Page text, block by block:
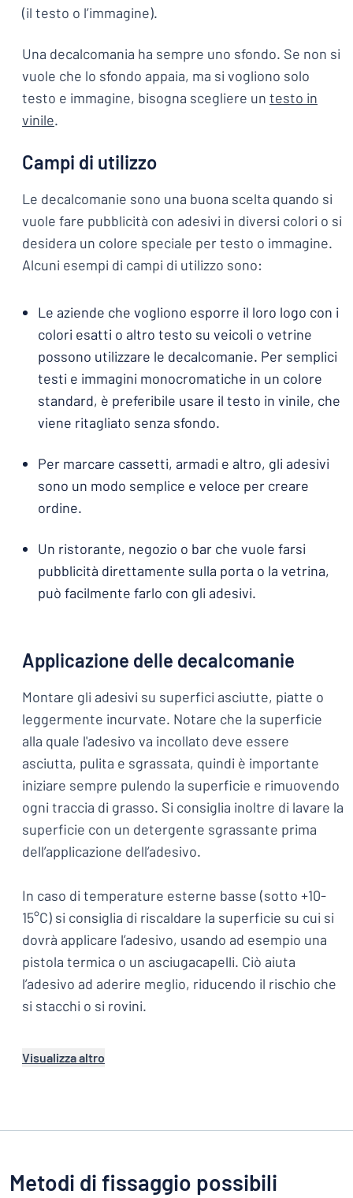
(il testo o l’immagine).
Una decalcomania ha sempre uno sfondo. Se non si
vuole che lo sfondo appaia, ma si vogliono solo
testo e immagine, bisogna scegliere un testo in
vinile.
Campi di utilizzo
Le decalcomanie sono una buona scelta quando si
vuole fare pubblicità con adesivi in diversi colori o si
desidera un colore speciale per testo o immagine.
Alcuni esempi di campi di utilizzo sono:
Le aziende che vogliono esporre il loro logo con i
colori esatti o altro testo su veicoli o vetrine
possono utilizzare le decalcomanie. Per semplici
testi e immagini monocromatiche in un colore
standard, è preferibile usare il testo in vinile, che
viene ritagliato senza sfondo.
Per marcare cassetti, armadi e altro, gli adesivi
sono un modo semplice e veloce per creare
ordine.
Un ristorante, negozio o bar che vuole farsi
pubblicità direttamente sulla porta o la vetrina,
può facilmente farlo con gli adesivi.
Applicazione delle decalcomanie
Montare gli adesivi su superfici asciutte, piatte o
leggermente incurvate. Notare che la superficie
alla quale l'adesivo va incollato deve essere
asciutta, pulita e sgrassata, quindi è importante
iniziare sempre pulendo la superficie e rimuovendo
ogni traccia di grasso. Si consiglia inoltre di lavare la
superficie con un detergente sgrassante prima
dell’applicazione dell’adesivo.
In caso di temperature esterne basse (sotto +10-
15°C) si consiglia di riscaldare la superficie su cui si
dovrà applicare l’adesivo, usando ad esempio una
pistola termica o un asciugacapelli. Ciò aiuta
l’adesivo ad aderire meglio, riducendo il rischio che
si stacchi o si rovini.
Visualizza altro
Metodi di fissaggio possibili